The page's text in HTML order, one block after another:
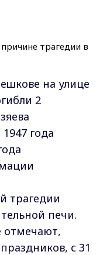
на улице
2
года
трагедии
печи.
отмечают,
с 31